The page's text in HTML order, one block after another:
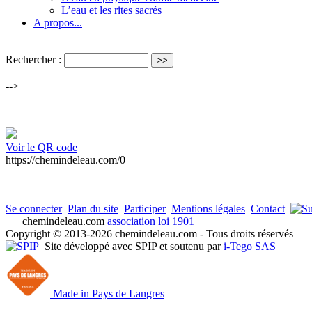
L’eau et les rites sacrés
A propos...
Rechercher :
-->
Voir le QR code
https://chemindeleau.com/0
Se connecter Plan du site Participer Mentions légales Contact
chemindeleau.com association loi 1901
Copyright © 2013-2026 chemindeleau.com - Tous droits réservés
Site développé avec SPIP et soutenu pari-Tego SAS
Made in Pays de Langres